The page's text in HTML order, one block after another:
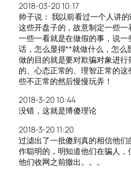
2018-03-20 10:17
帅子说： 我以前看过一个人讲
这些开盘子的，故意制定一些
一些一看就是在做假的事，说一
话，怎么显得**就做什么，怎么
做的目的就是要对欺骗对象进行
的、心态正常的、理智正常的
些不正常的然后慢慢玩弄！
2018-3-20 10:44
没错，这就是博傻理论
2018-3-20 11:20
过滤出了一批傻到真的相信他们
作聪明的，明知道他们在骗人
他们收网之前撤出。。。